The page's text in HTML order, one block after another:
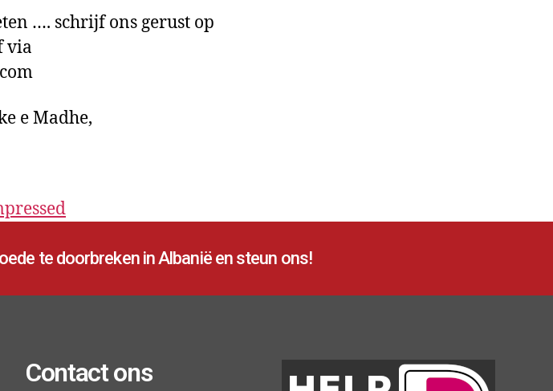
…. schrijf ons gerust op
via
e Madhe,
te doorbreken in Albanië en steun ons!
Contact ons